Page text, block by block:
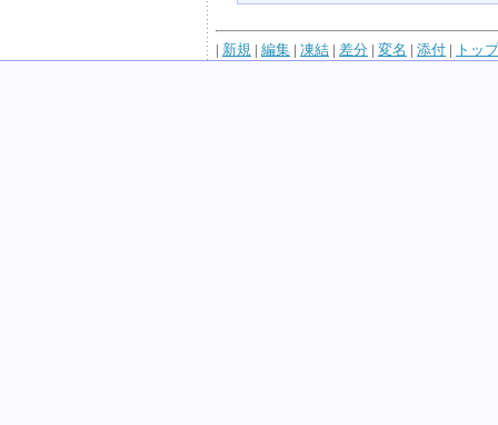
| 新規 | 編集 | 凍結 | 差分 | 変名 | 添付 | トップ